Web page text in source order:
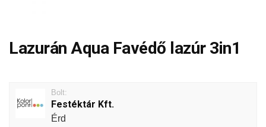
Lazurán Aqua Favédő lazúr 3in1
Bolt:
Festéktár Kft.
Érd